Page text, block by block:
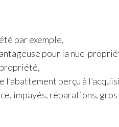
par exemple,
pour la nue-
perçu à
impayés, réparations,